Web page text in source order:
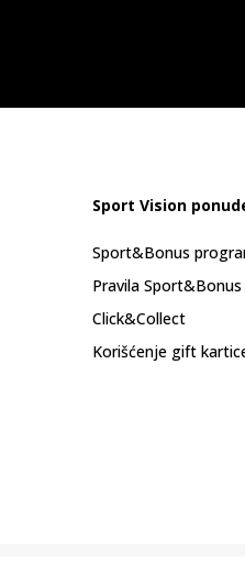
Sport Vision
Sport&Bonus
Pravila
Click&Collect
Korišćenje gift